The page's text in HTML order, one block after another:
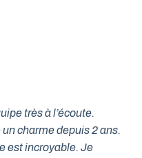
très à l’écoute.
charme depuis 2 ans.
est incroyable. Je